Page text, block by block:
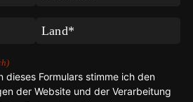
Land
dieses Formulars stimme ich den
der Website und der Verarbeitung